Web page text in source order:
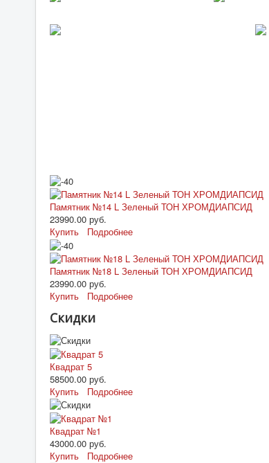
ᅠ ᅠ ᅠ ᅠ ᅠ ᅠ ᅠ ᅠ ᅠ ᅠ ᅠ ᅠ ᅠ ᅠ
Памятник №14 L Зеленый ТОН ХРОМДИАПСИД
23990.00 руб.
Купить
Подробнее
Памятник №18 L Зеленый ТОН ХРОМДИАПСИД
23990.00 руб.
Купить
Подробнее
Скидки
Квадрат 5
58500.00 руб.
Купить
Подробнее
Квадрат №1
43000.00 руб.
Купить
Подробнее